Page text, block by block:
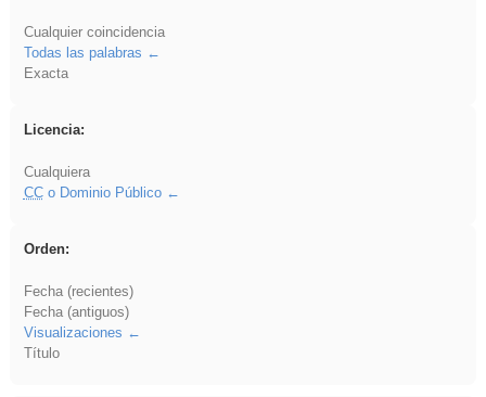
Cualquier coincidencia
Todas las palabras
Exacta
Licencia:
Cualquiera
CCo Dominio Público
Orden:
Fecha (recientes)
Fecha (antiguos)
Visualizaciones
Título